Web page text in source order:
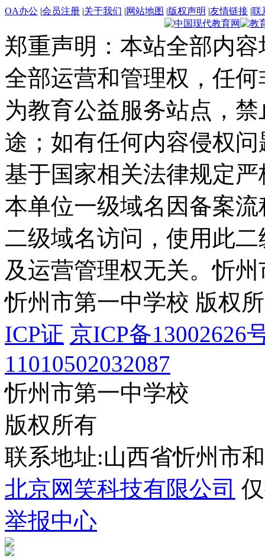
OA办公 |会员注册 |关于我们 |网站地图 |版权声明 |友情链接 |联
郑重声明：本站全部内
全部运营和管理权，任
为教育公益服务站点，
途；如有任何内容侵权
基于国家相关法律规定
本单位一级域名因备案
二级域名访问，使用此
及运营管理权无关。忻州
忻州市第一中学校 版权
ICP证 京ICP备13002626
11010502032087
忻州市第一中学校
版权所有
联系地址:山西省忻州市
北京网笑科技有限公司
举报中心